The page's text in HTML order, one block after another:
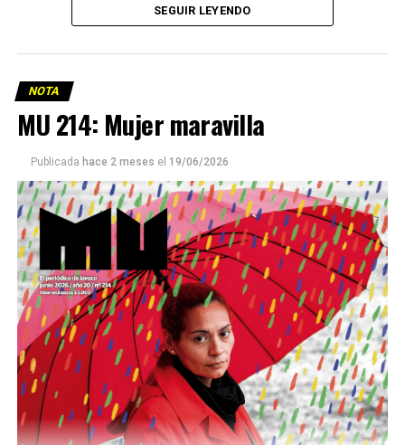
Este número 215 de MU ☝️viene con doble tapa, que
podría ser una frase:
Sin chamuyo, a remarla.
Descargar la Mu en PDF
SEGUIR LEYENDO
NOTA
MU 214: Mujer maravilla
Publicada hace 2 meses el 19/06/2026